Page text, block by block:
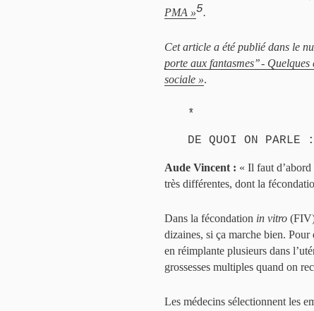
PMA »5.
Cet article a été publié dans le
porte aux fantasmes’’ -
sociale ».
*
DE QUOI ON PARLE
Aude Vincent : « Il faut
très différentes, dont la
Dans la fécondation in vitro
dizaines, si ça marche bien. Pour
en réimplante plusieurs dans
grossesses multiples quand on
Les médecins sélectionnent les